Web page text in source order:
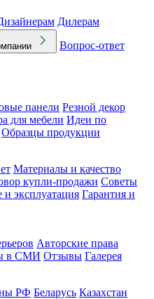
Дилерам
Вопрос-ответ
панели Резной декор
для мебели Идеи по
Образцы продукции
Материалы и качество
купли-продажи Советы
и эксплуатация Гарантия и
Авторские права
в СМИ Отзывы Галерея
РФ Беларусь Казахстан